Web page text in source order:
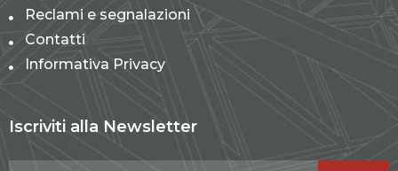
Reclami e segnalazioni
Contatti
Informativa Privacy
Iscriviti alla Newsletter